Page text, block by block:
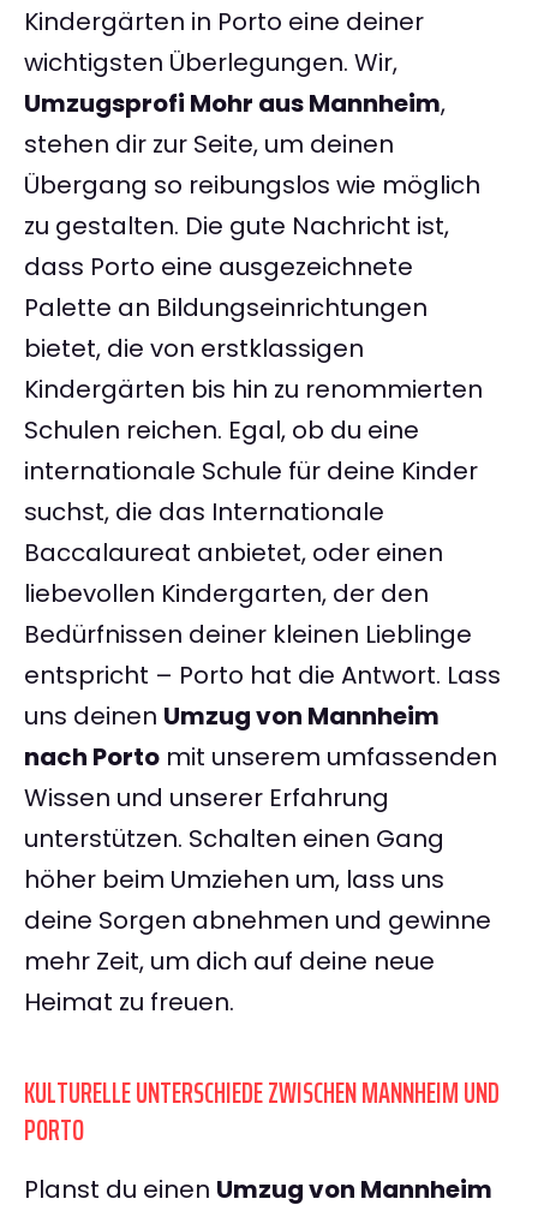
Kindergärten in Porto eine deiner
wichtigsten Überlegungen. Wir,
Umzugsprofi Mohr aus Mannheim,
stehen dir zur Seite, um deinen
Übergang so reibungslos wie möglich
zu gestalten. Die gute Nachricht ist,
dass Porto eine ausgezeichnete
Palette an Bildungseinrichtungen
bietet, die von erstklassigen
Kindergärten bis hin zu renommierten
Schulen reichen. Egal, ob du eine
internationale Schule für deine Kinder
suchst, die das Internationale
Baccalaureat anbietet, oder einen
liebevollen Kindergarten, der den
Bedürfnissen deiner kleinen Lieblinge
entspricht – Porto hat die Antwort. Lass
uns deinen Umzug von Mannheim
nach Porto mit unserem umfassenden
Wissen und unserer Erfahrung
unterstützen. Schalten einen Gang
höher beim Umziehen um, lass uns
deine Sorgen abnehmen und gewinne
mehr Zeit, um dich auf deine neue
Heimat zu freuen.
KULTURELLE UNTERSCHIEDE ZWISCHEN MANNHEIM UND
PORTO
Planst du einen Umzug von Mannheim